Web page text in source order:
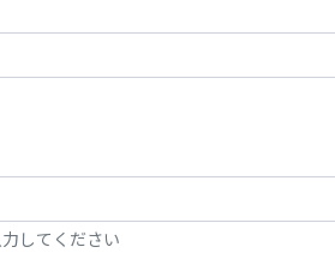
してください